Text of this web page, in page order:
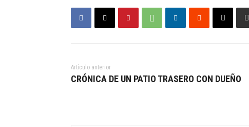
Artículo anterior
CRÓNICA DE UN PATIO TRASERO CON DUEÑO